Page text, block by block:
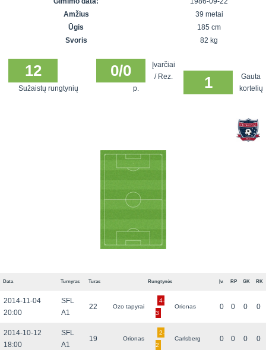
SFL rudens
Snaigės taurė
čempionatas
Vilnius
Amžius
39 metai
Ūgis
185 cm
Svoris
82 kg
12
Sužaistų rungtynių
0/0
Įvarčiai
/ Rez.
p.
1
Gauta
kortelių
Data Turnyras Turas Rungtynės Įv. RP GK RK
2014-11-04
20:00
SFL
A1
22 Ozo tapyrai
4-
3
Orionas 0 0 0 0
2014-10-12
18:00
SFL
A1
19 Orionas
2-
2
Carlsberg 0 0 0 0